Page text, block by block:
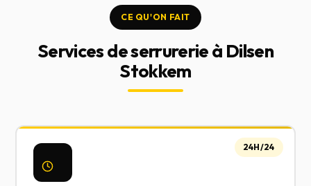
CE QU'ON FAIT
Services de serrurerie à Dilsen
Stokkem
24H/24